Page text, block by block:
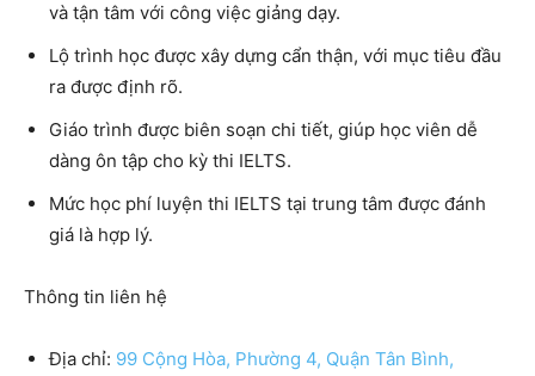
và tận tâm với công việc giảng dạy.
Lộ trình học được xây dựng cẩn thận, với mục tiêu đầu
ra được định rõ.
Giáo trình được biên soạn chi tiết, giúp học viên dễ
dàng ôn tập cho kỳ thi IELTS.
Mức học phí luyện thi IELTS tại trung tâm được đánh
giá là hợp lý.
Thông tin liên hệ
Địa chỉ: 99 Cộng Hòa, Phường 4, Quận Tân Bình,